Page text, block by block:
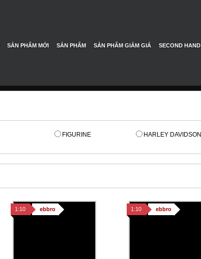
SẢN PHẨM MỚI SẢN PHẨM SẢN PHẨM GIẢM GIÁ SECOND HAND
FIGURINE
HARLEY DAVIDSON
1:10 ebbro 1:10 ebbro